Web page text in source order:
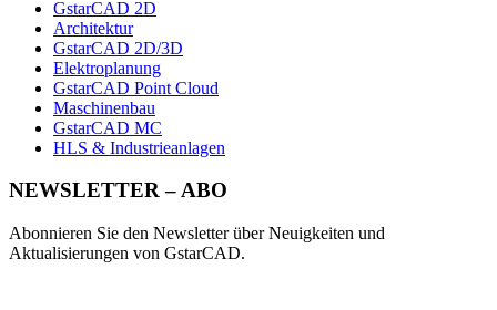
GstarCAD 2D
Architektur
GstarCAD 2D/3D
Elektroplanung
GstarCAD Point Cloud
Maschinenbau
GstarCAD MC
HLS & Industrieanlagen
NEWSLETTER – ABO
Abonnieren Sie den Newsletter über Neuigkeiten und
Aktualisierungen von GstarCAD.